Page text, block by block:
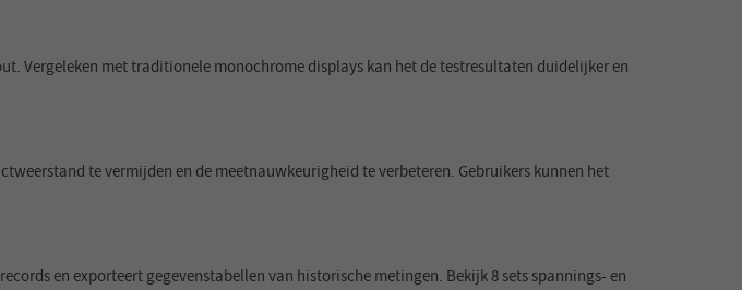
Vergeleken met traditionele monochrome displays kan het de testresultaten duidelijker en
te vermijden en de meetnauwkeurigheid te verbeteren. Gebruikers kunnen het
en exporteert gegevenstabellen van historische metingen. Bekijk 8 sets spannings- en